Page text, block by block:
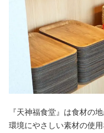
『天神福食堂』は食材の
環境にやさしい素材の使